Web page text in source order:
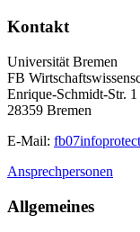
Kontakt
Universität Bremen
FB
Enrique-Schmidt-Str. 1
28359 Bremen
E-Mail: fb07info
Ansprechpersonen
Allgemeines